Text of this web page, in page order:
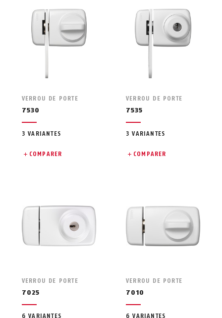
VERROU DE PORTE
7530
3 VARIANTES
COMPARER
VERROU DE PORTE
7535
3 VARIANTES
COMPARER
VERROU DE PORTE
7025
6 VARIANTES
VERROU DE PORTE
7010
6 VARIANTES